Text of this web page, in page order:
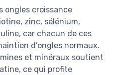
ongles croissance
zinc, sélénium,
car chacun de ces
d’ongles normaux.
et minéraux soutient
ce qui profite